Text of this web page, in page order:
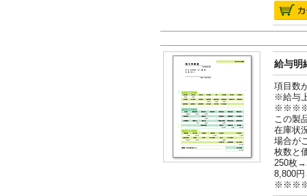
給与明
項目数
※給与
この製
在庫状
場合が
枚数と
250枚
8,800